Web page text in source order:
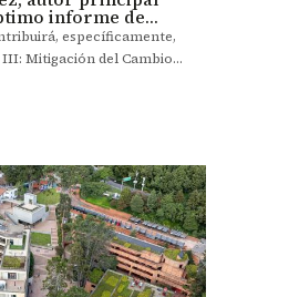
informe de
específicamente,
Mitigación del Cambio